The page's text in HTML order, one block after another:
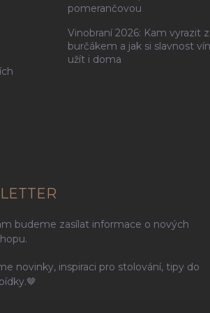
pomerančovou
Vinobraní 2026: Kam vyrazit
burčákem a jak si slavnost
užít i doma
budeme zasílat informace o nových
novinky, inspiraci pro stolování, tipy do